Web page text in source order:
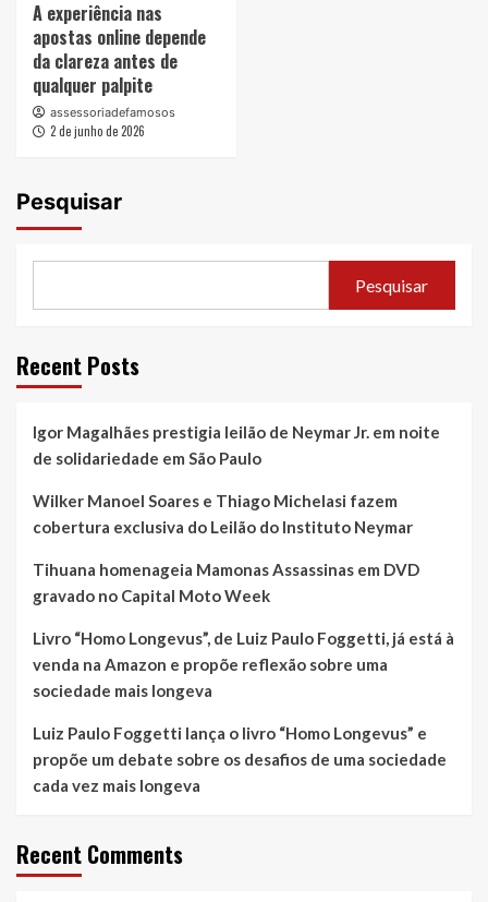
A experiência nas
apostas online depende
da clareza antes de
qualquer palpite
assessoriadefamosos
2 de junho de 2026
Pesquisar
Pesquisar
Recent Posts
Igor Magalhães prestigia leilão de Neymar Jr. em noite
de solidariedade em São Paulo
Wilker Manoel Soares e Thiago Michelasi fazem
cobertura exclusiva do Leilão do Instituto Neymar
Tihuana homenageia Mamonas Assassinas em DVD
gravado no Capital Moto Week
Livro “Homo Longevus”, de Luiz Paulo Foggetti, já está à
venda na Amazon e propõe reflexão sobre uma
sociedade mais longeva
Luiz Paulo Foggetti lança o livro “Homo Longevus” e
propõe um debate sobre os desafios de uma sociedade
cada vez mais longeva
Recent Comments